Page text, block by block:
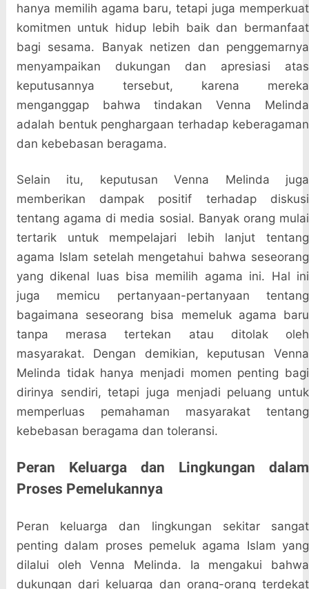
hanya memilih agama baru, tetapi juga memperkuat
komitmen untuk hidup lebih baik dan bermanfaat
bagi sesama. Banyak netizen dan penggemarnya
menyampaikan dukungan dan apresiasi atas
keputusannya tersebut, karena mereka
menganggap bahwa tindakan Venna Melinda
adalah bentuk penghargaan terhadap keberagaman
dan kebebasan beragama.
Selain itu, keputusan Venna Melinda juga
memberikan dampak positif terhadap diskusi
tentang agama di media sosial. Banyak orang mulai
tertarik untuk mempelajari lebih lanjut tentang
agama Islam setelah mengetahui bahwa seseorang
yang dikenal luas bisa memilih agama ini. Hal ini
juga memicu pertanyaan-pertanyaan tentang
bagaimana seseorang bisa memeluk agama baru
tanpa merasa tertekan atau ditolak oleh
masyarakat. Dengan demikian, keputusan Venna
Melinda tidak hanya menjadi momen penting bagi
dirinya sendiri, tetapi juga menjadi peluang untuk
memperluas pemahaman masyarakat tentang
kebebasan beragama dan toleransi.
Peran Keluarga dan Lingkungan dalam
Proses Pemelukannya
Peran keluarga dan lingkungan sekitar sangat
penting dalam proses pemeluk agama Islam yang
dilalui oleh Venna Melinda. Ia mengakui bahwa
dukungan dari keluarga dan orang-orang terdekat